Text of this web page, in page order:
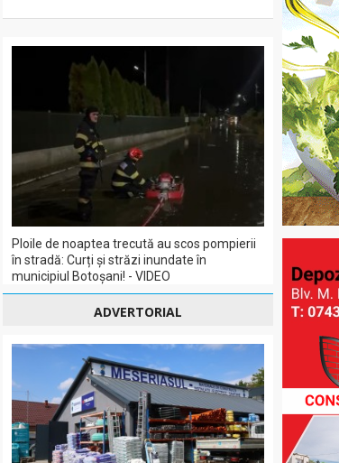
Ploile de noaptea trecută au scos pompierii
în stradă: Curți și străzi inundate în
municipiul Botoșani! - VIDEO
ADVERTORIAL